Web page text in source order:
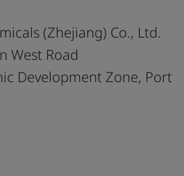
(Zhejiang) Co., Ltd.
West Road
Development Zone, Port